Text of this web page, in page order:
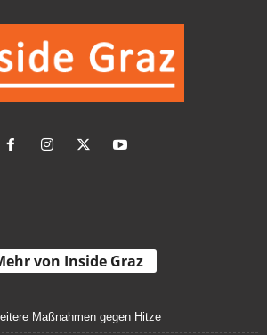
von Inside Graz
Maßnahmen gegen Hitze